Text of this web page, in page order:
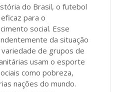
do Brasil, o futebol
para o
social. Esse
da situação
de grupos de
usam o esporte
como pobreza,
nações do mundo.